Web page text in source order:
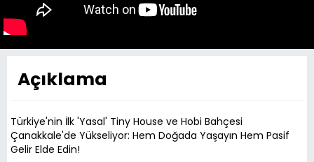
Açıklama
Türkiye'nin İlk 'Yasal' Tiny House ve Hobi Bahçesi
Çanakkale'de Yükseliyor: Hem Doğada Yaşayın Hem Pasif
Gelir Elde Edin!